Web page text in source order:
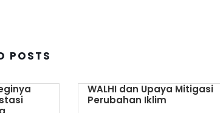
POSTS
WALHI dan Upaya Mitigasi
Perubahan Iklim